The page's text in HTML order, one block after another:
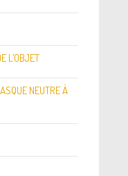
L’OBJET
NEUTRE À